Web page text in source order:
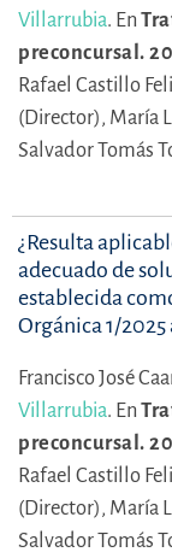
Villarrubia. En
preconcursal.
Rafael Castillo
(Director), María
Salvador Tomás
¿Resulta
adecuado de
establecida
Orgánica 1/
Francisco José
Villarrubia. En
preconcursal.
Rafael Castillo
(Director), María
Salvador Tomás